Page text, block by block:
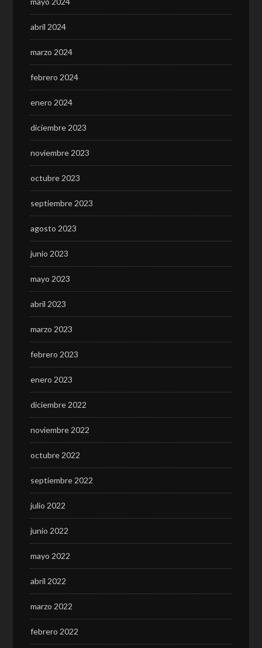
abril 2024
marzo 2024
febrero 2024
enero 2024
diciembre 2023
noviembre 2023
octubre 2023
septiembre 2023
agosto 2023
junio 2023
mayo 2023
abril 2023
marzo 2023
febrero 2023
enero 2023
diciembre 2022
noviembre 2022
octubre 2022
septiembre 2022
julio 2022
junio 2022
mayo 2022
abril 2022
marzo 2022
febrero 2022